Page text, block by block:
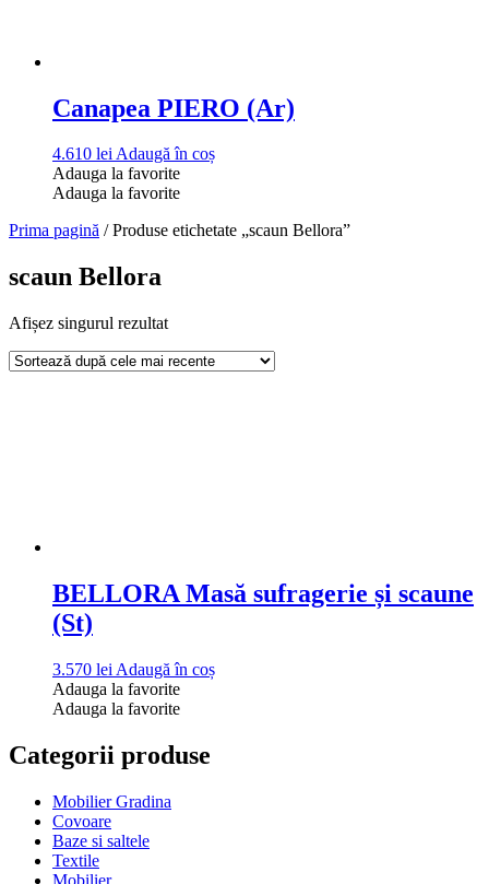
Canapea PIERO (Ar)
4.610 leiAdaugă în coș
Adauga la favorite
Adauga la favorite
Prima pagină / Produse etichetate „scaun Bellora”
scaun Bellora
Afișez singurul rezultat
BELLORA Masă sufragerie și scaune
(St)
3.570 lei Adaugă în coș
Adauga la favorite
Adauga la favorite
Categorii produse
Mobilier Gradina
Covoare
Baze si saltele
Textile
Mobilier